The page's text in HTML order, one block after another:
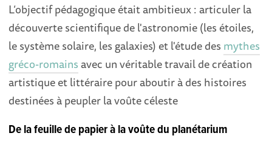
L’objectif pédagogique était ambitieux : articuler la
découverte scientifique de l'astronomie (les étoiles,
le système solaire, les galaxies) et l'étude des mythes
gréco-romainsavec un véritable travail de création
artistique et littéraire pour aboutir à des histoires
destinées à peupler la voûte céleste
De la feuille de papier à la voûte du planétarium